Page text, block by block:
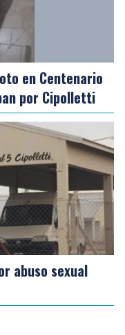
en Centenario
por Cipolletti
abuso sexual